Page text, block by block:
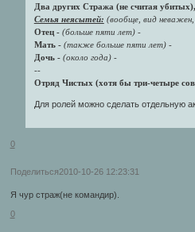
Два других Стража (не считая
Семья неясытей: (вообще, вид
Отец - (больше пяти лет) -
Мать - (также больше пяти лет) -
Дочь - (около года) -
--
Отряд Чистых (хотя бы три-четыре
Для ролей можно сделать отдельную
0
Поделиться2010-10-26 12:23:31
Я чур страж(не командир).
0